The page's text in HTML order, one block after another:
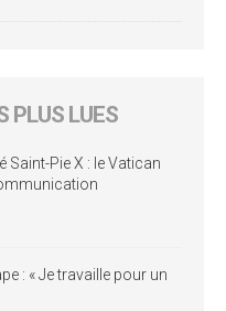
PLUS LUES
Saint-Pie X : le Vatican
: « Je travaille pour un